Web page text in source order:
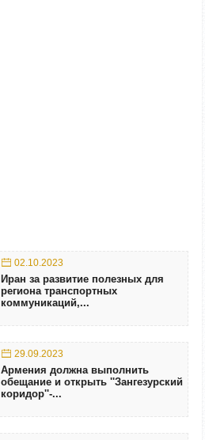
02.10.2023
Иран за развитие полезных для
региона транспортных
коммуникаций,...
29.09.2023
Армения должна выполнить
обещание и открыть ''Зангезурский
коридор''-...